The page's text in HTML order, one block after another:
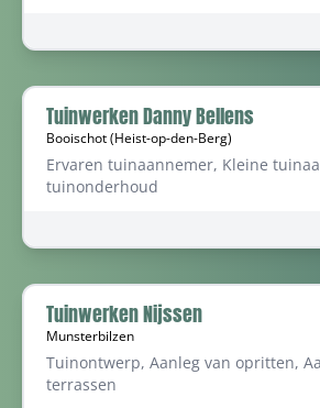
Tuinwerken Danny Bellens
Booischot (Heist-op-den-Berg)
Ervaren tuinaannemer, Kleine
tuinonderhoud
Tuinwerken Nijssen
Munsterbilzen
Tuinontwerp, Aanleg van opritten,
terrassen